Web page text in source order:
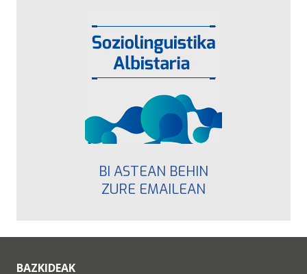
BI ASTEAN BEHIN
ZURE EMAILEAN
BAZKIDEAK